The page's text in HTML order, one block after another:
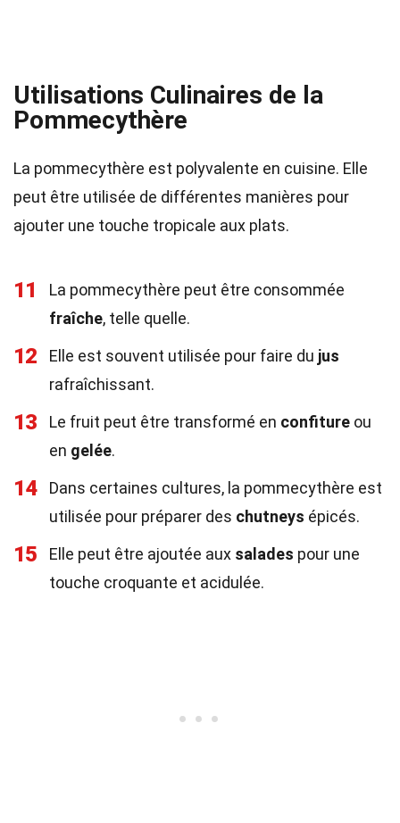
Utilisations Culinaires de la
Pommecythère
La pommecythère est polyvalente en cuisine. Elle
peut être utilisée de différentes manières pour
ajouter une touche tropicale aux plats.
11
La pommecythère peut être consommée
fraîche, telle quelle.
12 Elle est souvent utilisée pour faire du jus
rafraîchissant.
13 Le fruit peut être transformé en confiture ou
en gelée.
14
Dans certaines cultures, la pommecythère est
utilisée pour préparer des chutneys épicés.
15 Elle peut être ajoutée aux salades pour une
touche croquante et acidulée.